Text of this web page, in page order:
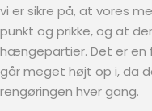
vi er sikre på, at vores
punkt og prikke, og at
hængepartier. Det er en
går meget højt op i, da
rengøringen hver gang.